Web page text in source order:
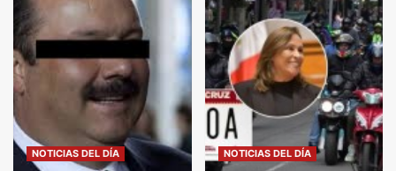
NOTICIAS DEL DÍA NOTICIAS DEL DÍA